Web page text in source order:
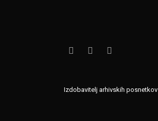
Izdobavitelj arhivskih posnetkov